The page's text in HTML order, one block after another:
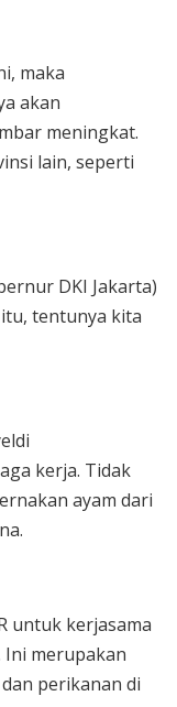
maka
akan
meningkat.
lain, seperti
DKI Jakarta)
tentunya kita
kerja. Tidak
ayam dari
untuk kerjasama
Ini merupakan
perikanan di